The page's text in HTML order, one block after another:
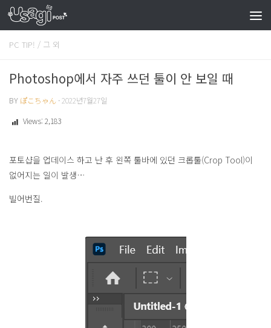
PC TIP! / 그 외
Photoshop에서 자주 쓰던 툴이 안 보일 때
BY ぽこちゃん ·2022년7월27일
Views: 2,183
포토샵을 업데이스 하고 난 후 왼쪽 툴바에 있던 크롭툴(Crop Tool)이
없어지는 일이 발생…
빌어번질.